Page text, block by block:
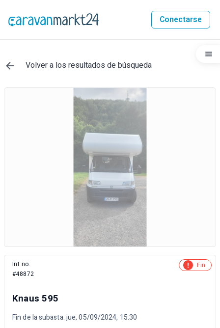
Conectarse
Volver a los resultados de búsqueda
Int no.
#48872
Fin
Knaus 595
Fin de la subasta: jue, 05/09/2024, 15:30